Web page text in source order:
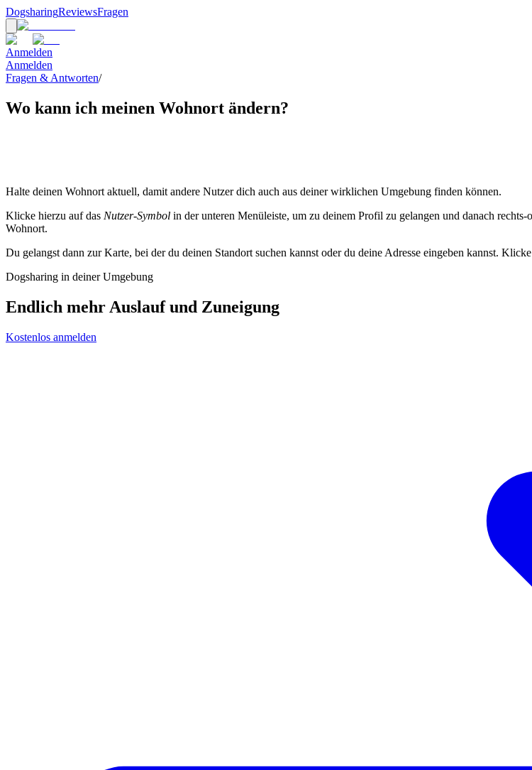
DogsharingReviewsFragen
Anmelden
Anmelden
Fragen & Antworten/
Wo kann ich meinen Wohnort ändern?
Halte deinen Wohnort aktuell, damit andere Nutzer dich auch aus deiner wirklichen Umgebung finden können.
Klicke hierzu auf das Nutzer-Symbol in der unteren Menüleiste, um zu deinem Profil zu gelangen und danach rechts-
Wohnort.
Du gelangst dann zur Karte, bei der du deinen Standort suchen kannst oder du deine Adresse eingeben kannst.
Dogsharing in deiner Umgebung
Endlich mehr Auslauf und Zuneigung
Kostenlos anmelden